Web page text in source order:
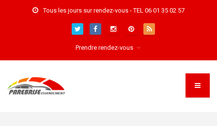
Tous les jours sur rendez-vous - TEL 06 01 35 02 57
Prendre rendez-vous